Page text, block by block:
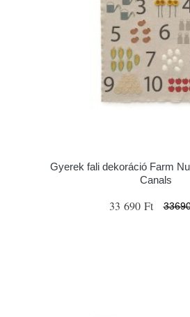
Gyerek fali dekoráció Farm
Canals
33 690 Ft